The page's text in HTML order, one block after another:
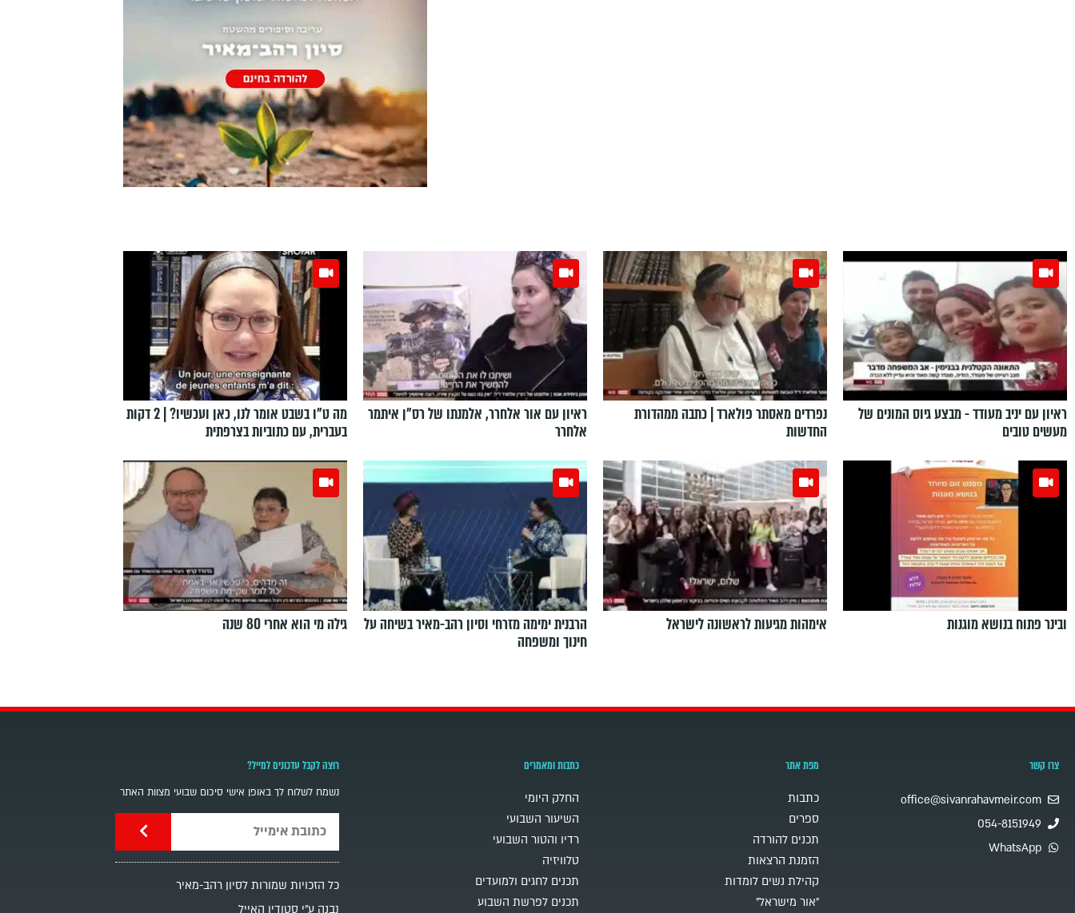
ראיון עם יניב מעודד - מבצע גיוס המונים של
מעשים טובים
נפרדים מאסתר פולארד | כתבה ממהדורת
החדשות
ראיון עם אור אלחרר, אלמנתו של רס"ן איתמר
אלחרר
מה ט"ו בשבט אומר לנו, כאן ועכשיו? | 2 דקות
בעברית, עם כתוביות בצרפתית
ובינר פתוח בנושא מוגנות אימהות מגיעות לראשונה לישראל
הרבנית ימימה מזרחי וסיון רהב-מאיר בשיחה על
חינוך ומשפחה
גילה מי הוא אחרי 80 שנה
צרו קשר
office@sivanrahavmeir.com
054-8151949
WhatsApp
מפת אתר
כתבות
ספרים
תכנים להורדה
הזמנת הרצאות
קהילת נשים לומדות
"אור מישראל"
כתבות ומאמרים
החלק היומי
השיעור השבועי
רדיו והטור השבועי
טלוויזיה
תכנים לחגים ולמועדים
תכנים לפרשת השבוע
רוצה לקבל עדכונים למייל?
נשמח לשלוח לך באופן אישי סיכום שבועי מצוות האתר
כל הזכויות שמורות לסיון רהב-מאיר
נבנה ע"י סטודיו האייל